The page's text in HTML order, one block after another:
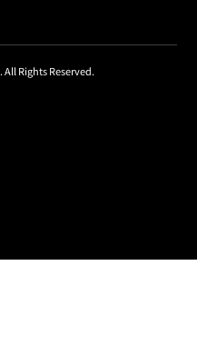
All Rights Reserved.